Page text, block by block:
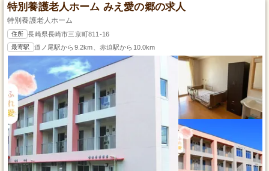
特別養護老人ホーム みえ愛の郷の求人
特別養護老人ホーム
住所 長崎県長崎市三京町811-16
最寄駅 道ノ尾駅から9.2km、赤迫駅から10.0km